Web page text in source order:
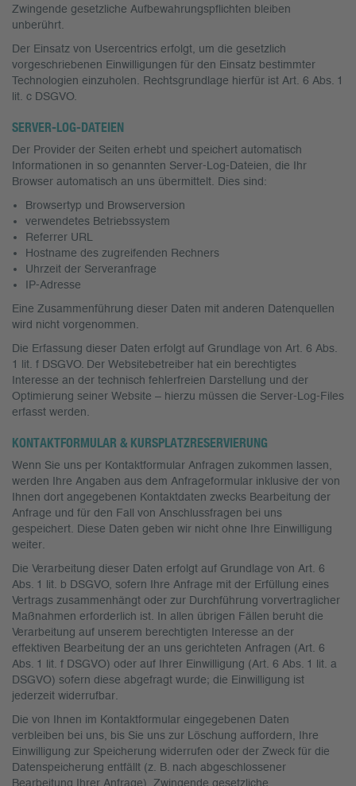
Zwingende gesetzliche Aufbewahrungspflichten bleiben
unberührt.
Der Einsatz von Usercentrics erfolgt, um die gesetzlich
vorgeschriebenen Einwilligungen für den Einsatz bestimmter
Technologien einzuholen. Rechtsgrundlage hierfür ist Art. 6 Abs. 1
lit. c DSGVO.
SERVER-LOG-DATEIEN
Der Provider der Seiten erhebt und speichert automatisch
Informationen in so genannten Server-Log-Dateien, die Ihr
Browser automatisch an uns übermittelt. Dies sind:
Browsertyp und Browserversion
verwendetes Betriebssystem
Referrer URL
Hostname des zugreifenden Rechners
Uhrzeit der Serveranfrage
IP-Adresse
Eine Zusammenführung dieser Daten mit anderen Datenquellen
wird nicht vorgenommen.
Die Erfassung dieser Daten erfolgt auf Grundlage von Art. 6 Abs.
1 lit. f DSGVO. Der Websitebetreiber hat ein berechtigtes
Interesse an der technisch fehlerfreien Darstellung und der
Optimierung seiner Website – hierzu müssen die Server-Log-Files
erfasst werden.
KONTAKTFORMULAR & KURSPLATZRESERVIERUNG
Wenn Sie uns per Kontaktformular Anfragen zukommen lassen,
werden Ihre Angaben aus dem Anfrageformular inklusive der von
Ihnen dort angegebenen Kontaktdaten zwecks Bearbeitung der
Anfrage und für den Fall von Anschlussfragen bei uns
gespeichert. Diese Daten geben wir nicht ohne Ihre Einwilligung
weiter.
Die Verarbeitung dieser Daten erfolgt auf Grundlage von Art. 6
Abs. 1 lit. b DSGVO, sofern Ihre Anfrage mit der Erfüllung eines
Vertrags zusammenhängt oder zur Durchführung vorvertraglicher
Maßnahmen erforderlich ist. In allen übrigen Fällen beruht die
Verarbeitung auf unserem berechtigten Interesse an der
effektiven Bearbeitung der an uns gerichteten Anfragen (Art. 6
Abs. 1 lit. f DSGVO) oder auf Ihrer Einwilligung (Art. 6 Abs. 1 lit. a
DSGVO) sofern diese abgefragt wurde; die Einwilligung ist
jederzeit widerrufbar.
Die von Ihnen im Kontaktformular eingegebenen Daten
verbleiben bei uns, bis Sie uns zur Löschung auffordern, Ihre
Einwilligung zur Speicherung widerrufen oder der Zweck für die
Datenspeicherung entfällt (z. B. nach abgeschlossener
Bearbeitung Ihrer Anfrage). Zwingende gesetzliche